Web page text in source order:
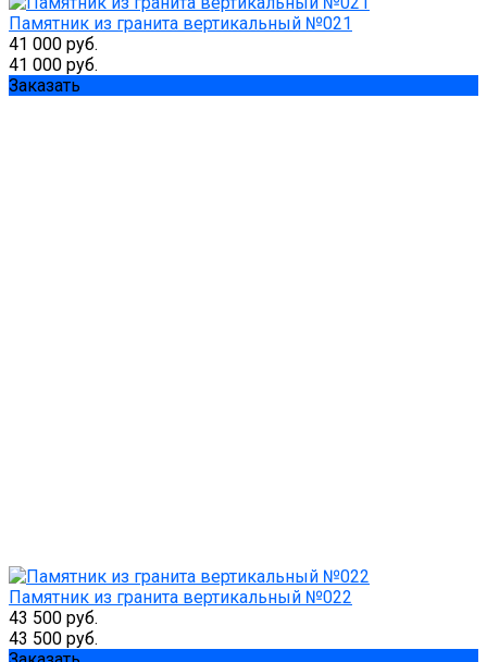
Памятник из гранита вертикальный №021
41 000 руб.
41 000 руб.
Заказать
Памятник из гранита вертикальный №022
43 500 руб.
43 500 руб.